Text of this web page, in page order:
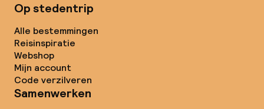
Op stedentrip
Alle bestemmingen
Reisinspiratie
Webshop
Mijn account
Code verzilveren
Samenwerken